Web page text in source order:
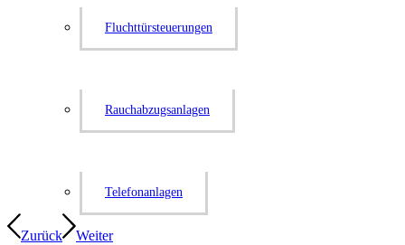
Flucht­tür­steue­rungen
Rauch­ab­zugs­an­lagen
Tele­fon­an­lagen
Zurück Weiter